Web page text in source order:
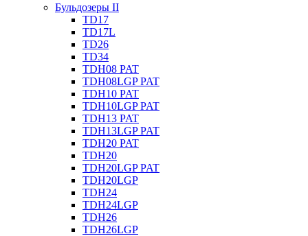
Бульдозеры II
TD17
TD17L
TD26
TD34
TDH08 PAT
TDH08LGP PAT
TDH10 PAT
TDH10LGP PAT
TDH13 PAT
TDH13LGP PAT
TDH20 PAT
TDH20
TDH20LGP PAT
TDH20LGP
TDH24
TDH24LGP
TDH26
TDH26LGP